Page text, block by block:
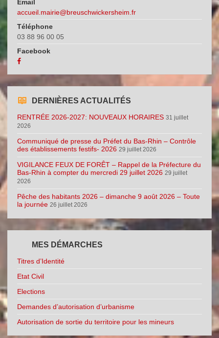
Email
accueil.mairie@breuschwickersheim.fr
Téléphone
03 88 96 00 05
Facebook
DERNIÈRES ACTUALITÉS
RENTRÉE 2026-2027: NOUVEAUX HORAIRES 31 juillet
2026
Communiqué de presse du Préfet du Bas-Rhin – Contrôle
des établissements festifs- 2026 29 juillet 2026
VIGILANCE FEUX DE FORÊT – Rappel de la Préfecture du
Bas-Rhin à compter du mercredi 29 juillet 2026 29 juillet
2026
Pêche des habitants 2026 – dimanche 9 août 2026 – Toute
la journée 26 juillet 2026
MES DÉMARCHES
Titres d’Identité
Etat Civil
Elections
Demandes d’autorisation d’urbanisme
Autorisation de sortie du territoire pour les mineurs